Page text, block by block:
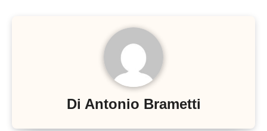
Di Antonio Brametti